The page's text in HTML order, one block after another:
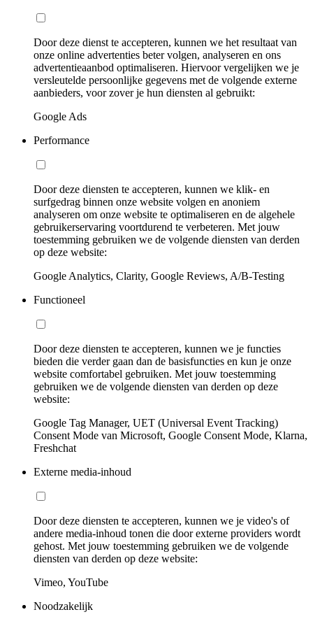
Door deze dienst te accepteren, kunnen we het resultaat van
onze online advertenties beter volgen, analyseren en ons
advertentieaanbod optimaliseren. Hiervoor vergelijken we je
versleutelde persoonlijke gegevens met de volgende externe
aanbieders, voor zover je hun diensten al gebruikt:
Google Ads
Performance
Door deze diensten te accepteren, kunnen we klik- en
surfgedrag binnen onze website volgen en anoniem
analyseren om onze website te optimaliseren en de algehele
gebruikerservaring voortdurend te verbeteren. Met jouw
toestemming gebruiken we de volgende diensten van derden
op deze website:
Google Analytics, Clarity, Google Reviews, A/B-Testing
Functioneel
Door deze diensten te accepteren, kunnen we je functies
bieden die verder gaan dan de basisfuncties en kun je onze
website comfortabel gebruiken. Met jouw toestemming
gebruiken we de volgende diensten van derden op deze
website:
Google Tag Manager, UET (Universal Event Tracking)
Consent Mode van Microsoft, Google Consent Mode, Klarna,
Freshchat
Externe media-inhoud
Door deze diensten te accepteren, kunnen we je video's of
andere media-inhoud tonen die door externe providers wordt
gehost. Met jouw toestemming gebruiken we de volgende
diensten van derden op deze website:
Vimeo, YouTube
Noodzakelijk